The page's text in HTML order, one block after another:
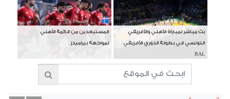
بث مباشر لمباراة الأهلي والأفريقي
التونسي في بطولة الدوري الأفريقي
BAL
المستبعدين من قائمة الأهلي
لمواجهة بيراميدز